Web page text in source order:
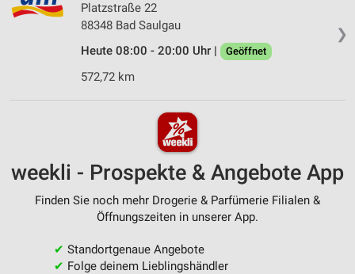
❯
Platzstraße 22
88348 Bad Saulgau
Heute 08:00 - 20:00 Uhr |
Geöffnet
572,72 km
weekli - Prospekte & Angebote App
Finden Sie noch mehr Drogerie & Parfümerie Filialen &
Öffnungszeiten in unserer App.
✔ Standortgenaue Angebote
✔ Folge deinem Lieblingshändler